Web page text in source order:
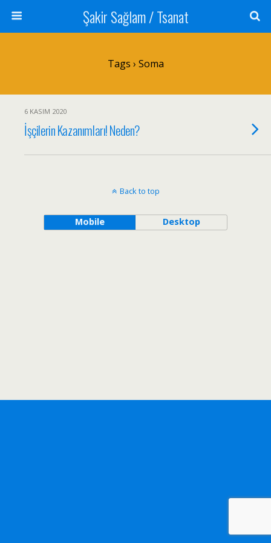
Şakir Sağlam / Tsanat
Tags › Soma
6 KASIM 2020
İşçilerin Kazanımları! Neden?
Back to top
Mobile Desktop